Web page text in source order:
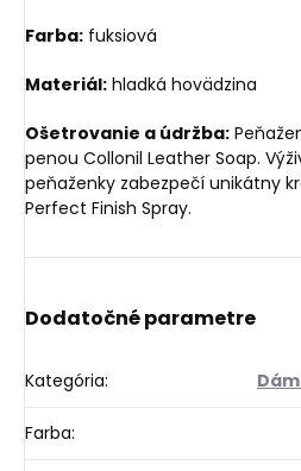
Farba: fuksiová
Materiál: hladká hovädzina
Ošetrovanie a údržba:
penou Collonil Leather Soap.
peňaženky zabezpečí unikátny
Perfect Finish Spray.
Dodatočné parametre
Kategória:
Farba: